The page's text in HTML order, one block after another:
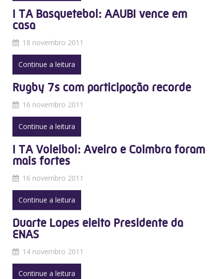
I TA Basquetebol: AAUBI vence em
casa
18 novembro 2011
Continue a leitura
Rugby 7s com participação recorde
16 novembro 2011
Continue a leitura
I TA Voleibol: Aveiro e Coimbra foram
mais fortes
16 novembro 2011
Continue a leitura
Duarte Lopes eleito Presidente da
ENAS
14 novembro 2011
Continue a leitura